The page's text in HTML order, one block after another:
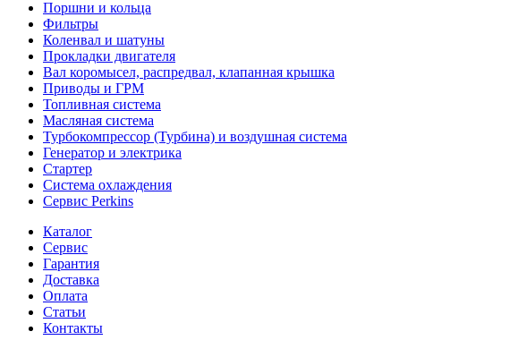
Поршни и кольца
Фильтры
Коленвал и шатуны
Прокладки двигателя
Вал коромысел, распредвал, клапанная крышка
Приводы и ГРМ
Топливная система
Масляная система
Турбокомпрессор (Турбина) и воздушная система
Генератор и электрика
Стартер
Система охлаждения
Сервис Perkins
Каталог
Сервис
Гарантия
Доставка
Оплата
Статьи
Контакты